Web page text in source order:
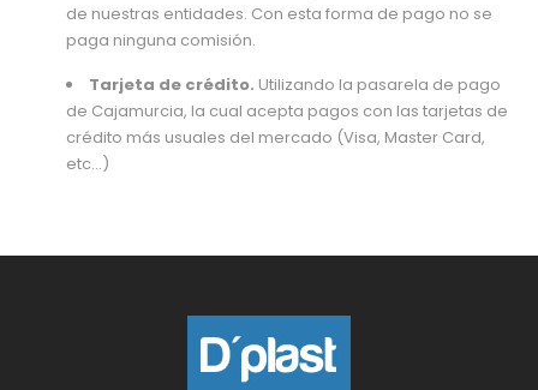
de nuestras entidades. Con esta forma de pago no se
paga ninguna comisión.
Tarjeta de crédito. Utilizando la pasarela de pago
de Cajamurcia, la cual acepta pagos con las tarjetas de
crédito más usuales del mercado (Visa, Master Card,
etc…)